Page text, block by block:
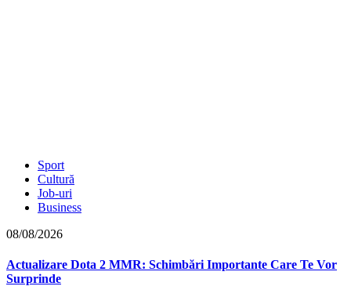
Sport
Cultură
Job-uri
Business
08/08/2026
Actualizare Dota 2 MMR: Schimbări Importante Care Te Vor
Surprinde